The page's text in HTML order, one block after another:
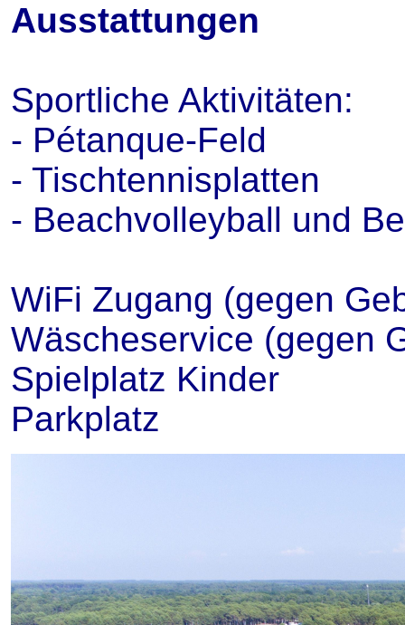
Ausstattungen
Sportliche Aktivitäten:
- Pétanque-Feld
- Tischtennisplatten
- Beachvolleyball und
WiFi Zugang (gegen
Wäscheservice (gegen
Spielplatz Kinder
Parkplatz